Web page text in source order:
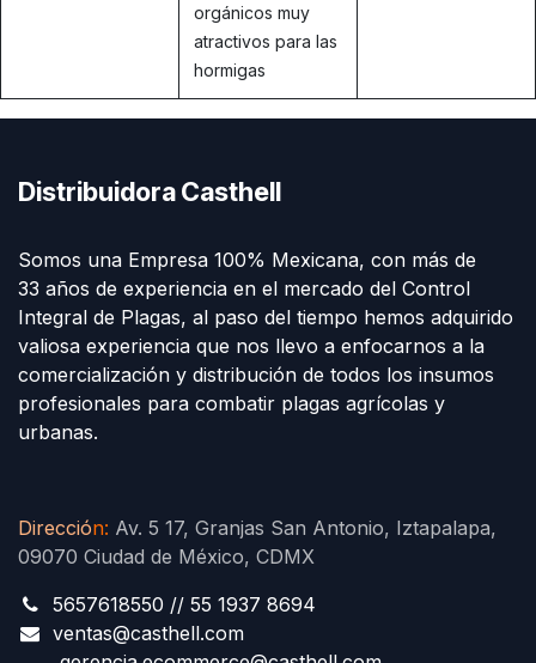
orgánicos muy
atractivos para las
hormigas
Distribuidora Casthell
Somos una Empresa 100% Mexicana, con más de
33 años de experiencia en el mercado del Control
Integral de Plagas, al paso del tiempo hemos adquirido
valiosa experiencia que nos llevo a enfocarnos a la
comercialización y distribución de todos los insumos
profesionales para combatir plagas agrícolas y
urbanas.
Dirección: Av. 5 17, Granjas San Antonio, Iztapalapa,
09070 Ciudad de México, CDMX
5657618550 // 55 1937 8694
ventas@casthell.com